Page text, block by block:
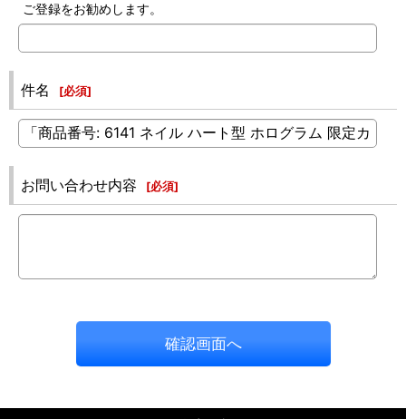
ご登録をお勧めします。
件名 [必須]
お問い合わせ内容 [必須]
確認画面へ